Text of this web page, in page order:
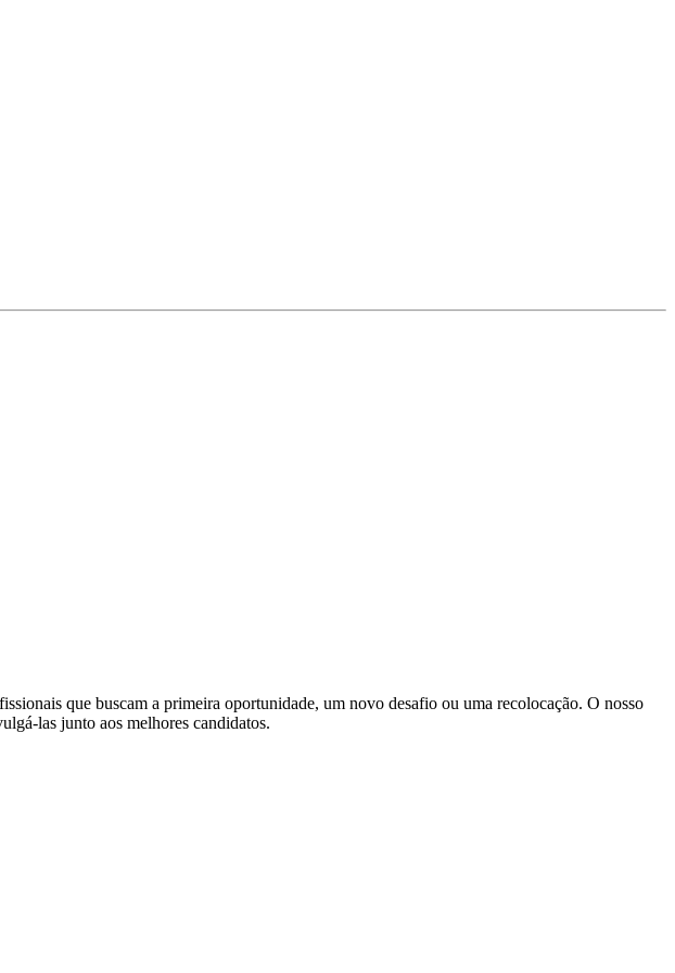
que buscam a primeira oportunidade, um novo desafio ou uma recolocação. O nosso
las junto aos melhores candidatos.